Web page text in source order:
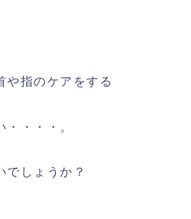
や指のケアをする
・・・。
でしょうか？